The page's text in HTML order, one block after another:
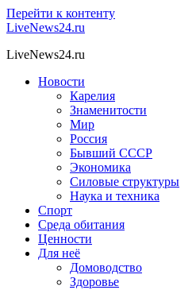
Перейти к контенту
LiveNews24.ru
LiveNews24.ru
Новости
Карелия
Знаменитости
Мир
Россия
Бывший СССР
Экономика
Силовые структуры
Наука и техника
Спорт
Среда обитания
Ценности
Для неё
Домоводство
Здоровье